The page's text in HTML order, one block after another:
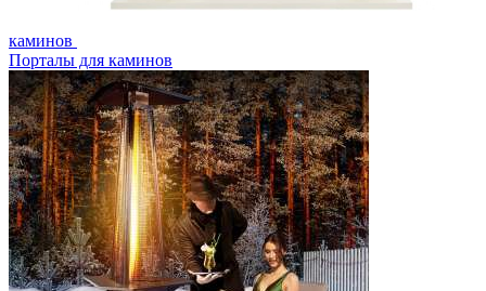
каминов
Порталы для каминов